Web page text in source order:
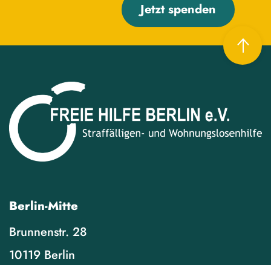
Jetzt spenden
Berlin-Mitte
Brunnenstr. 28
10119 Berlin